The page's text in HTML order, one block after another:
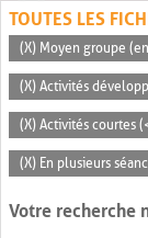
TOUTES LES
(X) Moyen groupe
(X) Activités
(X) Activités courtes
(X) En plusieurs
Votre recherche